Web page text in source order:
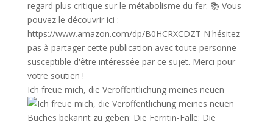
Ich freue mich, die Veröffentlichung meines neuen